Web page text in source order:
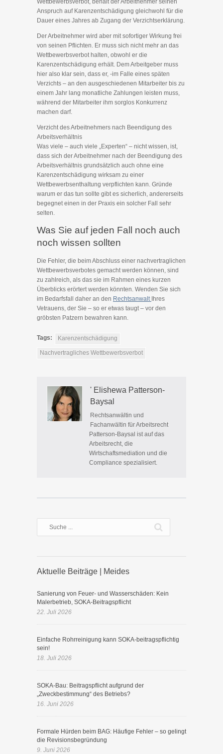
Wettbewerbsverbot, behält der Arbeitnehmer seinen
Anspruch auf Karenzentschädigung gleichwohl für die
Dauer eines Jahres ab Zugang der Verzichtserklärung.
Der Arbeitnehmer wird aber mit sofortiger Wirkung frei
von seinen Pflichten. Er muss sich nicht mehr an das
Wettbewerbsverbot halten, obwohl er die
Karenzentschädigung erhält. Dem Arbeitgeber muss
hier also klar sein, dass er, -im Falle eines späten
Verzichts – an den ausgeschiedenen Mitarbeiter bis zu
einem Jahr lang monatliche Zahlungen leisten muss,
während der Mitarbeiter ihm sorglos Konkurrenz
machen darf.
Verzicht des Arbeitnehmers nach Beendigung des
Arbeitsverhältnis
Was viele – auch viele „Experten“ – nicht wissen, ist,
dass sich der Arbeitnehmer nach der Beendigung des
Arbeitsverhältnis grundsätzlich auch ohne eine
Karenzentschädigung wirksam zu einer
Wettbewerbsenthaltung verpflichten kann. Gründe
warum er das tun sollte gibt es sicherlich, andererseits
begegnet einen in der Praxis ein solcher Fall sehr
selten.
Was Sie auf jeden Fall noch auch
noch wissen sollten
Die Fehler, die beim Abschluss einer nachvertraglichen
Wettbewerbsverbotes gemacht werden können, sind
zu zahlreich, als das sie im Rahmen eines kurzen
Überblicks erörtert werden könnten. Wenden Sie sich
im Bedarfsfall daher an den Rechtsanwalt Ihres
Vetrauens, der Sie – so er etwas taugt – vor den
gröbsten Patzern bewahren kann.
Tags: Karenzentschädigung
Nachvertragliches Wettbewerbsverbot
' Elishewa Patterson-
Baysal
Rechtsanwältin und
Fachanwältin für Arbeitsrecht
Patterson-Baysal ist auf das
Arbeitsrecht, die
Wirtschaftsmediation und die
Compliance spezialisiert.
Aktuelle Beiträge | Meides
Sanierung von Feuer- und Wasserschäden: Kein
Malerbetrieb, SOKA-Beitragspflicht
22. Juli 2026
Einfache Rohrreinigung kann SOKA-beitragspflichtig
sein!
18. Juli 2026
SOKA-Bau: Beitragspflicht aufgrund der
„Zweckbestimmung“ des Betriebs?
16. Juni 2026
Formale Hürden beim BAG: Häufige Fehler – so gelingt
die Revisionsbegründung
9. Juni 2026